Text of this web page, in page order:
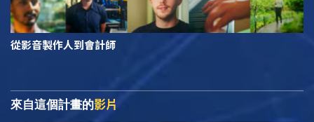
從影音製作人到會計師
來自這個計畫的影片